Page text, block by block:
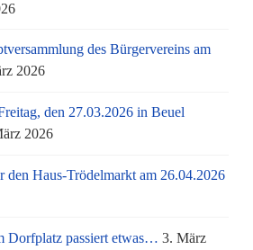
des Bürgervereins am
2026
den 27.03.2026 in Beuel
2026
Haus-Trödelmarkt am 26.04.2026
Dorfplatz passiert etwas… 3. März